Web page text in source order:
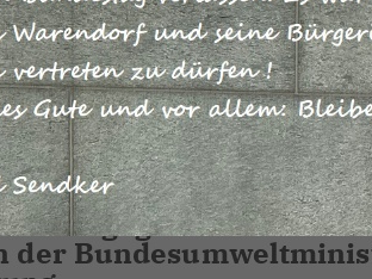
aus erster
auch konkrete
vortragen. Zwei
Deutschen
gab es reichlich.
Pflanzenschutzmittels
An dieser Stelle
gegenüber dem
der